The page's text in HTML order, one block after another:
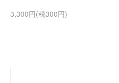
3,300円(税300円)